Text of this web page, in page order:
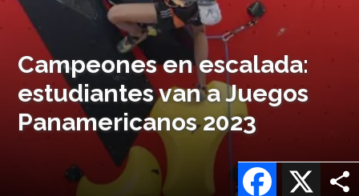
Campeones en escalada:
estudiantes van a Juegos
Panamericanos 2023
X
Facebook